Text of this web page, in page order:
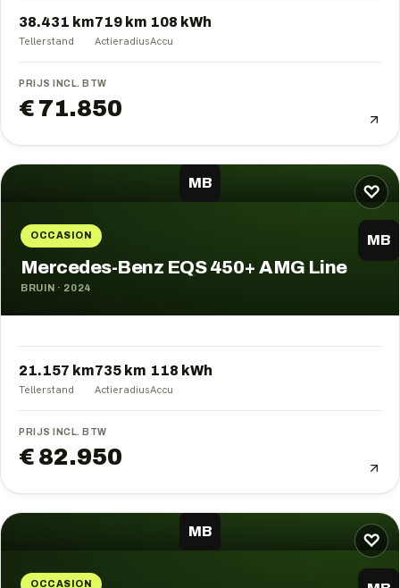
38.431 km
Tellerstand
719 km
Actieradius
108 kWh
Accu
PRIJS INCL. BTW
€ 71.850
♡
MB
OCCASION MB
Mercedes-Benz EQS 450+ AMG Line
BRUIN · 2024
21.157 km
Tellerstand
735 km
Actieradius
118 kWh
Accu
PRIJS INCL. BTW
€ 82.950
♡
MB
OCCASION